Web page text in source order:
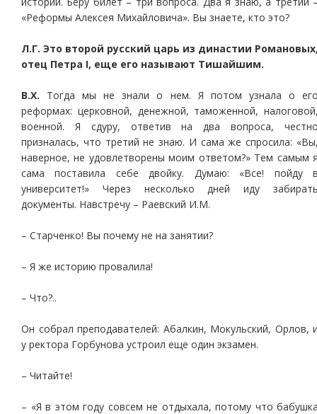
«Реформы Алексея Михайловича». Вы знаете, кто это?
Л.Г. Это второй русский царь из династии
отец Петра I, еще его называют Тишайшим.
В.Х. Тогда мы не знали о нем. Я потом узнала о
реформах: церковной, денежной, таможенной,
военной. Я сдуру, ответив на два вопроса,
призналась, что третий не знаю. И сама же спросила:
наверное, не удовлетворены моим ответом?» Тем самым
сама поставила себе двойку. Думаю: «Все! пойду
университет!» Через несколько дней иду
документы. Навстречу – Раевский И.М.
– Старченко! Вы почему не на занятии?
– Я же историю провалила!
– Что?..
Он собрал преподавателей: Абалкин, Мокульский, Орлов,
у ректора Горбунова устроил еще один экзамен.
– Читайте!
– «Я в этом году совсем не отдыхала, потому что